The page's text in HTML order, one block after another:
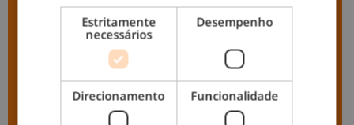
Estritamente
necessários
Desempenho
Direcionamento Funcionalidade